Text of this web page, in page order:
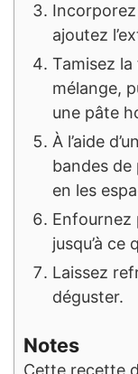
ajoutez
Tamisez
mélange,
une pâte
À l’aide
bandes de
en les
Enfournez
jusqu’à ce
Laissez
déguster.
Notes
Cette recette